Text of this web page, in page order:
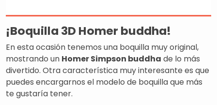
¡Boquilla 3D Homer buddha!
En esta ocasión tenemos una boquilla muy original,
mostrando un Homer Simpson buddha de lo más
divertido. Otra característica muy interesante es que
puedes encargarnos el modelo de boquilla que más
te gustaría tener.